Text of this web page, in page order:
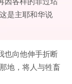
是主耶和华说
也向他伸手折断
地，将人与牲畜